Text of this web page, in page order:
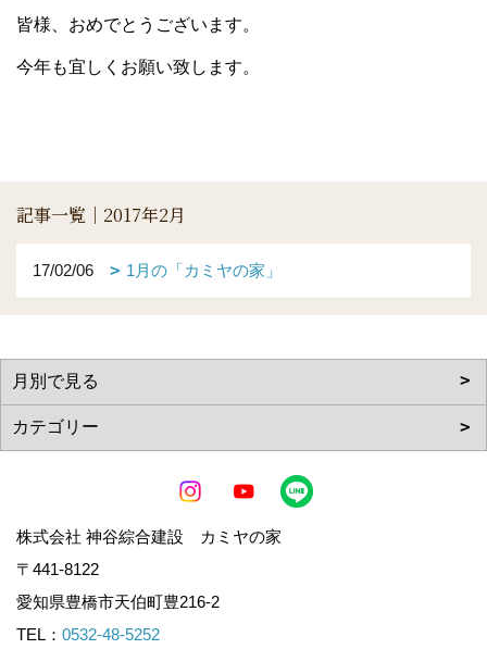
皆様、おめでとうございます。
今年も宜しくお願い致します。
記事一覧｜2017年2月
17/02/06 1月の「カミヤの家」
株式会社 神谷綜合建設 カミヤの家
〒441-8122
愛知県豊橋市天伯町豊216-2
TEL： 0532-48-5252